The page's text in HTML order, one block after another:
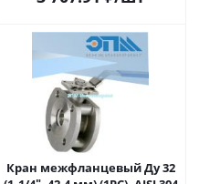
Кран межфланцевый Ду 32